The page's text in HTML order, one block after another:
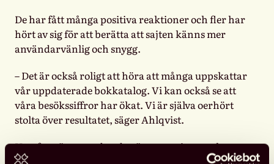
De har fått många positiva reaktioner och fler har
hört av sig för att berätta att sajten känns mer
användarvänlig och snygg.
– Det är också roligt att höra att många uppskattar
vår uppdaterade bokkatalog. Vi kan också se att
våra besökssiffror har ökat. Vi är själva oerhört
stolta över resultatet, säger Ahlqvist.
Hon fortsätter med att berätta att sajten spelar en
viktig roll i
att främja barns läsning, både nu och